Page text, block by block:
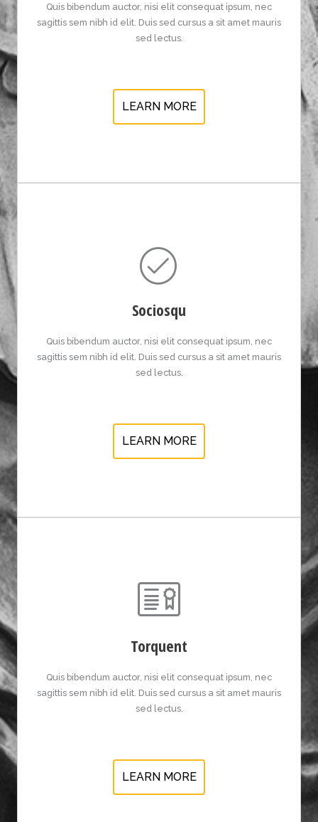
Quis bibendum auctor, nisi elit consequat ipsum, nec
sagittis sem nibh id elit. Duis sed cursus a sit amet mauris
sed lectus.
LEARN MORE
Sociosqu
Quis bibendum auctor, nisi elit consequat ipsum, nec
sagittis sem nibh id elit. Duis sed cursus a sit amet mauris
sed lectus.
LEARN MORE
Torquent
Quis bibendum auctor, nisi elit consequat ipsum, nec
sagittis sem nibh id elit. Duis sed cursus a sit amet mauris
sed lectus.
LEARN MORE